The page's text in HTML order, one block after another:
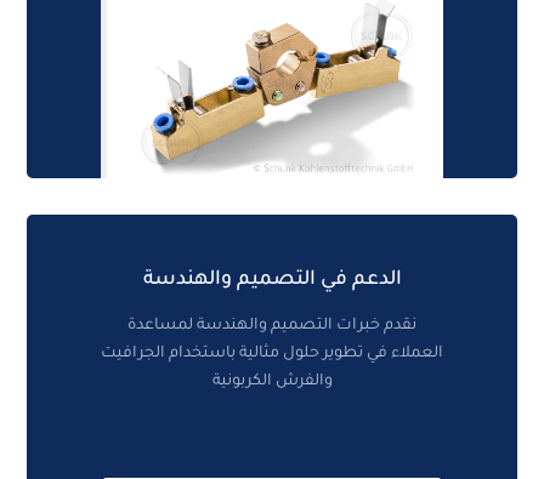
الدعم في التصميم والهندسة
نقدم خبرات التصميم والهندسة لمساعدة
العملاء في تطوير حلول مثالية باستخدام الجرافيت
والفرش الكربونية